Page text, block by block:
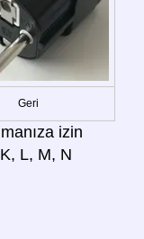
Geri
izin
L, M, N